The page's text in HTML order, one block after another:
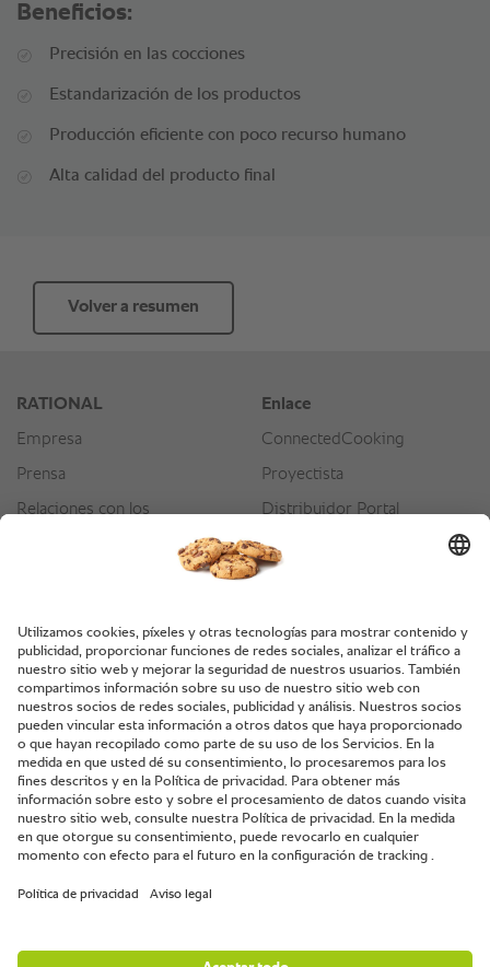
Beneficios:
Precisión en las cocciones
Estandarización de los productos
Producción eficiente con poco recurso humano
Alta calidad del producto final
Volver a resumen